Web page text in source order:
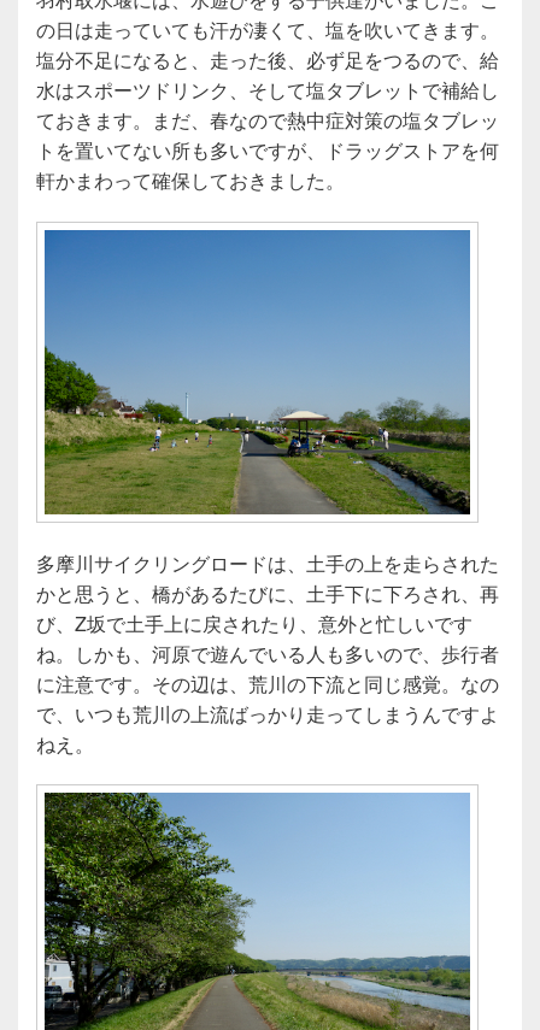
の日は走っていても汗が凄くて、塩を吹いてきます。
塩分不足になると、走った後、必ず足をつるので、給
水はスポーツドリンク、そして塩タブレットで補給し
ておきます。まだ、春なので熱中症対策の塩タブレッ
トを置いてない所も多いですが、ドラッグストアを何
軒かまわって確保しておきました。
多摩川サイクリングロードは、土手の上を走らされた
かと思うと、橋があるたびに、土手下に下ろされ、再
び、Z坂で土手上に戻されたり、意外と忙しいです
ね。しかも、河原で遊んでいる人も多いので、歩行者
に注意です。その辺は、荒川の下流と同じ感覚。なの
で、いつも荒川の上流ばっかり走ってしまうんですよ
ねえ。